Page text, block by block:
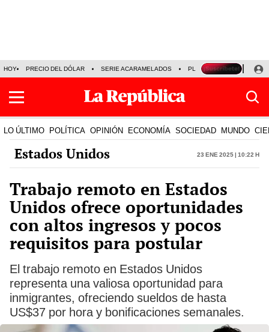
HOY PRECIO DEL DÓLAR SERIE ACARAMELADOS PLAZA VEA
LO ÚLTIMO POLÍTICA OPINIÓN ECONOMÍA SOCIEDAD MUNDO
Estados Unidos 23 Ene 2025 | 10:22 h
Trabajo remoto en Estados
Unidos ofrece oportunidades
con altos ingresos y pocos
requisitos para postular
El trabajo remoto en Estados Unidos
representa una valiosa oportunidad para
inmigrantes, ofreciendo sueldos de hasta
US$37 por hora y bonificaciones semanales.